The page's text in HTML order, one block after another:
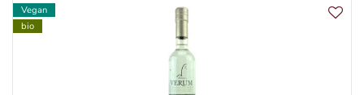
Vegan
bio